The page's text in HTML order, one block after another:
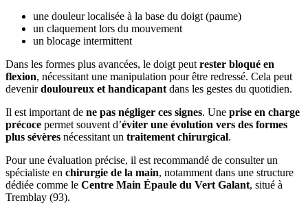
une douleur localisée à la base du doigt (paume)
un claquement lors du mouvement
un blocage intermittent
Dans les formes plus avancées, le doigt peut rester bloqué en
flexion, nécessitant une manipulation pour être redressé. Cela peut
devenirdouloureux et handicapant dans les gestes du quotidien.
Il est important de ne pas négliger ces signes. Une prise en charge
précoce permet souvent d’éviter une évolution vers des formes
plus sévères nécessitant un traitement chirurgical.
Pour une évaluation précise, il est recommandé de consulter un
spécialiste en chirurgie de la main, notamment dans une structure
dédiée comme le Centre Main Épaule du Vert Galant, situé à
Tremblay (93).